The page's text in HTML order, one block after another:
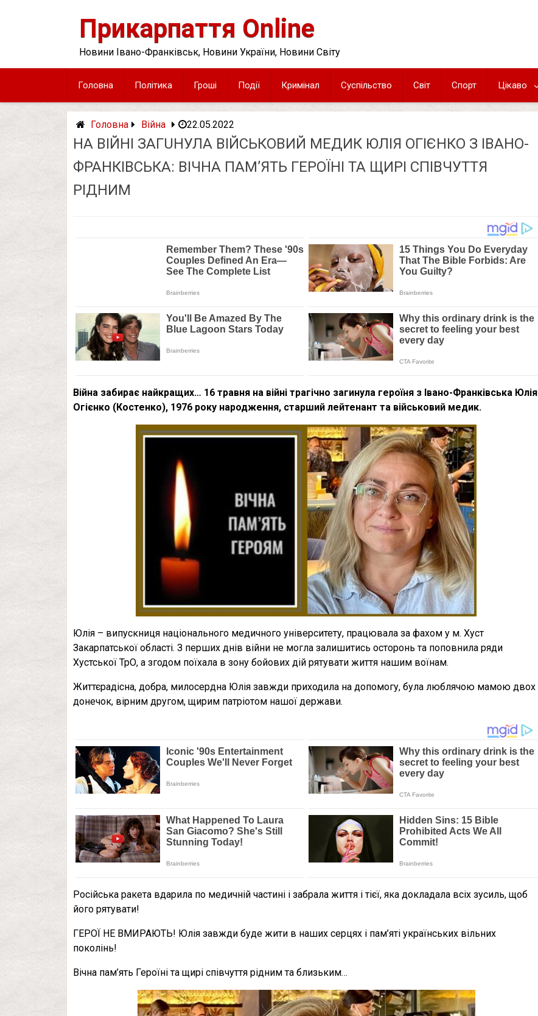
Прикарпаття Online
Новини Івано-Франківськ, Новини України, Новини Світу
Головна Політика Гроші Події Кримінал Суспільство Світ Спорт Цікаво
Головна Війна 22.05.2022
НА ВІЙНІ ЗАГUНУЛА ВІЙСЬКОВИЙ МЕДИК ЮЛІЯ ОГІЄНКО З ІВАНО-
ФРАНКІВСЬКА: ВІЧНА ПАМ’ЯТЬ ГЕРОЇНІ ТА ЩИРІ СПІВЧУТТЯ
РІДНИМ
Війна забирає найкращих… 16 травня на війні трагічно загинула героїня з Івано-Франківська Юлія
Огієнко (Костенко), 1976 року народження, старший лейтенант та військовий медик.
Юлія – випускниця національного медичного університету, працювала за фахом у м. Хуст
Закарпатської області. З перших днів війни не могла залишитись осторонь та поповнила ряди
Хустської ТрО, а згодом поїхала в зону бойових дій рятувати життя нашим воїнам.
Життєрадісна, добра, милосердна Юлія завжди приходила на допомогу, була люблячою мамою двох
донечок, вірним другом, щирим патріотом нашої держави.
Російська ракета вдарила по медичній частині і забрала життя і тієї, яка докладала всіх зусиль, щоб
його рятувати!
ГЕРОЇ НЕ ВМИРАЮТЬ! Юлія завжди буде жити в наших серцях і пам’яті українських вільних
поколінь!
Вічна пам’ять Героїні та щирі співчуття рідним та близьким…